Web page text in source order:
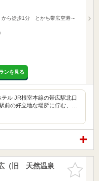
から徒歩1分 とかち帯広空港～
ンを見る
ル JR根室本線の帯広駅北口
前の好立地な場所に佇む、…
お気に入
りに追加
（旧 天然温泉